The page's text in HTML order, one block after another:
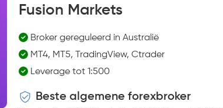
Fusion Markets
Broker gereguleerd in Australië
MT4, MT5, TradingView, Ctrader
Leverage tot 1:500
Beste algemene forexbroker